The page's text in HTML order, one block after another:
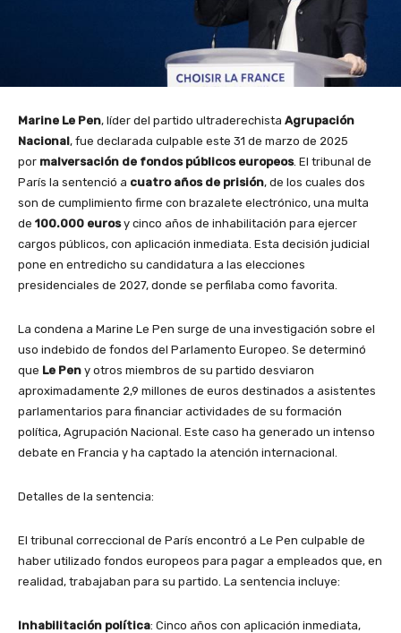
Marine Le Pen, líder del partido ultraderechista Agrupación
Nacional, fue declarada culpable este 31 de marzo de 2025
por malversación de fondos públicos europeos. El tribunal de
París la sentenció a cuatro años de prisión, de los cuales dos
son de cumplimiento firme con brazalete electrónico, una multa
de 100.000 eurosy cinco años de inhabilitación para ejercer
cargos públicos, con aplicación inmediata. Esta decisión judicial
pone en entredicho su candidatura a las elecciones
presidenciales de 2027, donde se perfilaba como favorita.
La condena a Marine Le Pen surge de una investigación sobre el
uso indebido de fondos del Parlamento Europeo. Se determinó
que Le Pen y otros miembros de su partido desviaron
aproximadamente 2,9 millones de euros destinados a asistentes
parlamentarios para financiar actividades de su formación
política, Agrupación Nacional. Este caso ha generado un intenso
debate en Francia y ha captado la atención internacional.
Detalles de la sentencia:
El tribunal correccional de París encontró a Le Pen culpable de
haber utilizado fondos europeos para pagar a empleados que, en
realidad, trabajaban para su partido. La sentencia incluye:
Inhabilitación política: Cinco años con aplicación inmediata,